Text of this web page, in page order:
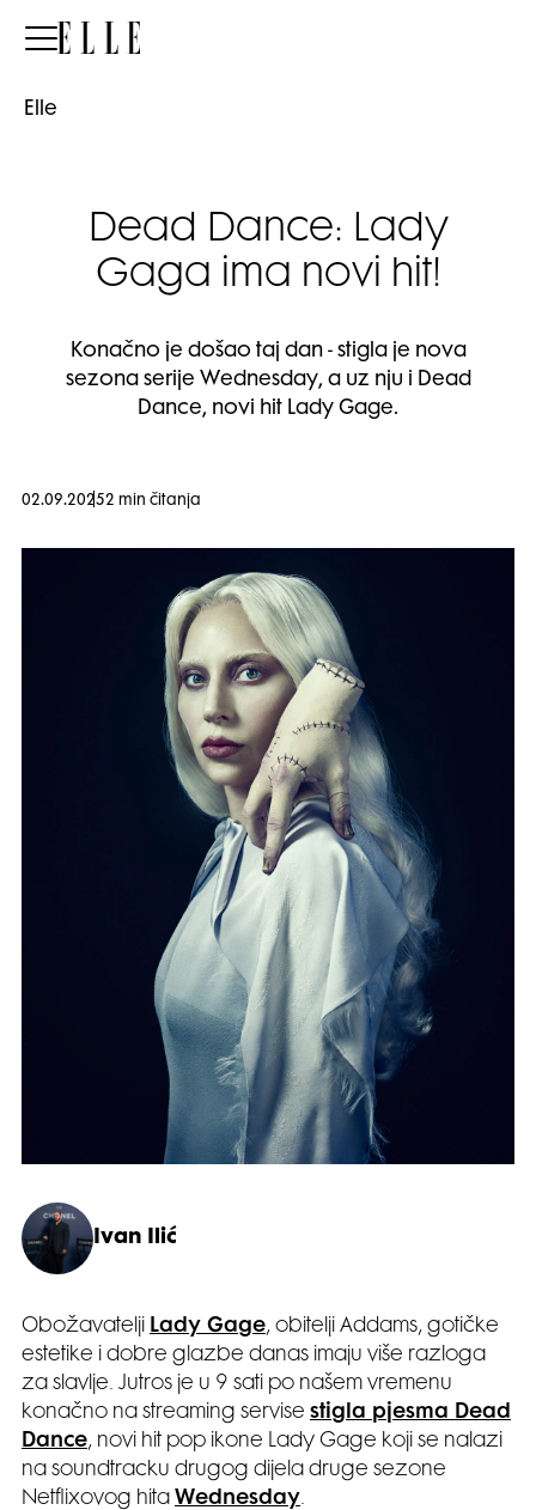
Elle
Elle
Dead Dance: Lady
Gaga ima novi hit!
Konačno je došao taj dan - stigla je nova
sezona serije Wednesday, a uz nju i Dead
Dance, novi hit Lady Gage.
02.09.20252 min čitanja
Ivan Ilić
Obožavatelji Lady Gage, obitelji Addams, gotičke
estetike i dobre glazbe danas imaju više razloga
za slavlje. Jutros je u 9 sati po našem vremenu
konačno na streaming servise stigla pjesma Dead
Dance, novi hit pop ikone Lady Gage koji se nalazi
na soundtracku drugog dijela druge sezone
Netflixovog hita Wednesday.